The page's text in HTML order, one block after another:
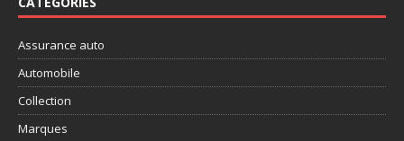
Assurance auto
Automobile
Collection
Marques